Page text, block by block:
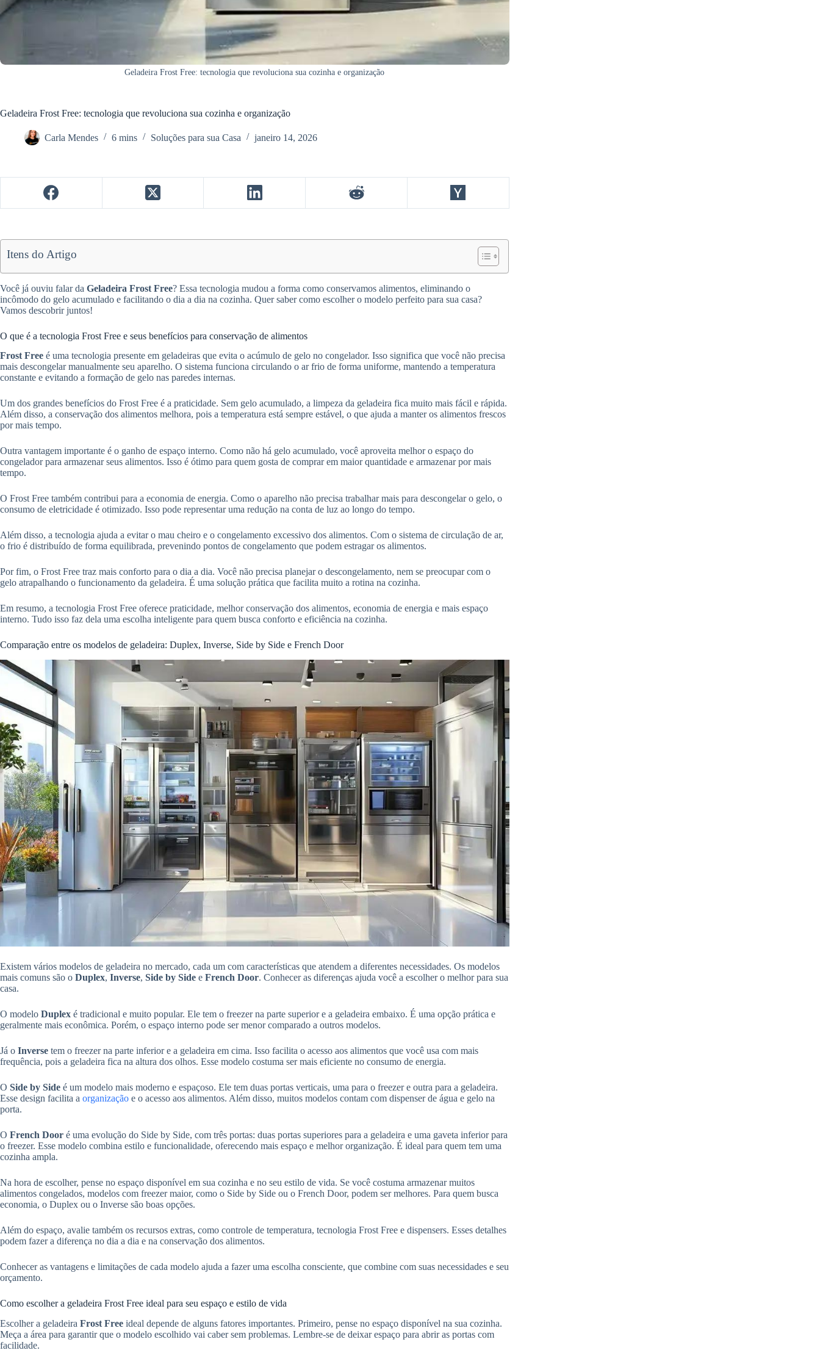
Geladeira Frost Free: tecnologia que revoluciona sua cozinha e organização
Geladeira Frost Free: tecnologia que revoluciona sua cozinha e organização
Carla Mendes 6 mins Soluções para sua Casa janeiro 14, 2026
Itens do Artigo
Você já ouviu falar da Geladeira Frost Free? Essa tecnologia mudou a forma como conservamos alimentos, eliminando o
incômodo do gelo acumulado e facilitando o dia a dia na cozinha. Quer saber como escolher o modelo perfeito para sua casa?
Vamos descobrir juntos!
O que é a tecnologia Frost Free e seus benefícios para conservação de alimentos
Frost Free é uma tecnologia presente em geladeiras que evita o acúmulo de gelo no congelador. Isso significa que você não precisa
mais descongelar manualmente seu aparelho. O sistema funciona circulando o ar frio de forma uniforme, mantendo a temperatura
constante e evitando a formação de gelo nas paredes internas.
Um dos grandes benefícios do Frost Free é a praticidade. Sem gelo acumulado, a limpeza da geladeira fica muito mais fácil e rápida.
Além disso, a conservação dos alimentos melhora, pois a temperatura está sempre estável, o que ajuda a manter os alimentos frescos
por mais tempo.
Outra vantagem importante é o ganho de espaço interno. Como não há gelo acumulado, você aproveita melhor o espaço do
congelador para armazenar seus alimentos. Isso é ótimo para quem gosta de comprar em maior quantidade e armazenar por mais
tempo.
O Frost Free também contribui para a economia de energia. Como o aparelho não precisa trabalhar mais para descongelar o gelo, o
consumo de eletricidade é otimizado. Isso pode representar uma redução na conta de luz ao longo do tempo.
Além disso, a tecnologia ajuda a evitar o mau cheiro e o congelamento excessivo dos alimentos. Com o sistema de circulação de ar,
o frio é distribuído de forma equilibrada, prevenindo pontos de congelamento que podem estragar os alimentos.
Por fim, o Frost Free traz mais conforto para o dia a dia. Você não precisa planejar o descongelamento, nem se preocupar com o
gelo atrapalhando o funcionamento da geladeira. É uma solução prática que facilita muito a rotina na cozinha.
Em resumo, a tecnologia Frost Free oferece praticidade, melhor conservação dos alimentos, economia de energia e mais espaço
interno. Tudo isso faz dela uma escolha inteligente para quem busca conforto e eficiência na cozinha.
Comparação entre os modelos de geladeira: Duplex, Inverse, Side by Side e French Door
Existem vários modelos de geladeira no mercado, cada um com características que atendem a diferentes necessidades. Os modelos
mais comuns são o Duplex, Inverse, Side by Side e French Door. Conhecer as diferenças ajuda você a escolher o melhor para sua
casa.
O modelo Duplex é tradicional e muito popular. Ele tem o freezer na parte superior e a geladeira embaixo. É uma opção prática e
geralmente mais econômica. Porém, o espaço interno pode ser menor comparado a outros modelos.
Já o Inverse tem o freezer na parte inferior e a geladeira em cima. Isso facilita o acesso aos alimentos que você usa com mais
frequência, pois a geladeira fica na altura dos olhos. Esse modelo costuma ser mais eficiente no consumo de energia.
O Side by Side é um modelo mais moderno e espaçoso. Ele tem duas portas verticais, uma para o freezer e outra para a geladeira.
Esse design facilita a organização e o acesso aos alimentos. Além disso, muitos modelos contam com dispenser de água e gelo na
porta.
O French Door é uma evolução do Side by Side, com três portas: duas portas superiores para a geladeira e uma gaveta inferior para
o freezer. Esse modelo combina estilo e funcionalidade, oferecendo mais espaço e melhor organização. É ideal para quem tem uma
cozinha ampla.
Na hora de escolher, pense no espaço disponível em sua cozinha e no seu estilo de vida. Se você costuma armazenar muitos
alimentos congelados, modelos com freezer maior, como o Side by Side ou o French Door, podem ser melhores. Para quem busca
economia, o Duplex ou o Inverse são boas opções.
Além do espaço, avalie também os recursos extras, como controle de temperatura, tecnologia Frost Free e dispensers. Esses detalhes
podem fazer a diferença no dia a dia e na conservação dos alimentos.
Conhecer as vantagens e limitações de cada modelo ajuda a fazer uma escolha consciente, que combine com suas necessidades e seu
orçamento.
Como escolher a geladeira Frost Free ideal para seu espaço e estilo de vida
Escolher a geladeira Frost Free ideal depende de alguns fatores importantes. Primeiro, pense no espaço disponível na sua cozinha.
Meça a área para garantir que o modelo escolhido vai caber sem problemas. Lembre-se de deixar espaço para abrir as portas com
facilidade.